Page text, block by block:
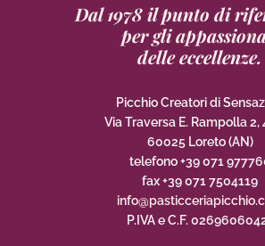
Dal 1978 il punto di
per gli
delle eccellenze.
Picchio Creatori di
Via Traversa E. Rampolla 2,
60025 Loreto (AN)
telefono +39 071
fax +39 071 7504119
P.IVA e C.F.